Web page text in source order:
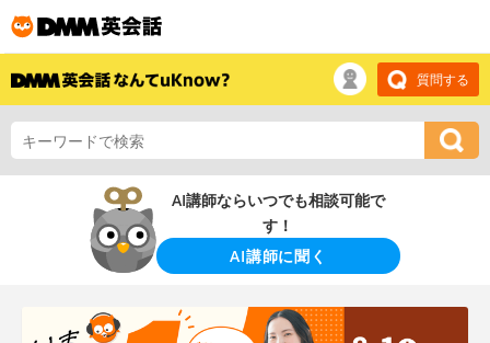
質問する
AI講師ならいつでも相談可能で
す！
AI講師に聞く